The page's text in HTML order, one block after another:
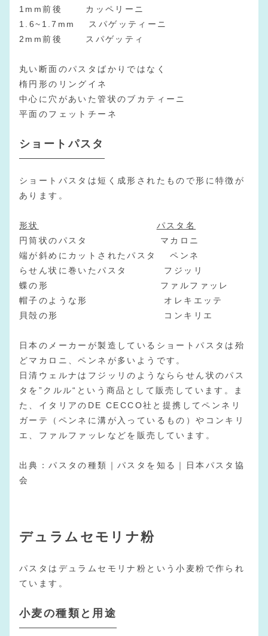
1mm前後 カッペリーニ
1.6~1.7mm スパゲッティーニ
2mm前後 スパゲッティ
丸い断面のパスタばかりではなく
楕円形のリングイネ
中心に穴があいた管状のブカティーニ
平面のフェットチーネ
ショートパスタ
ショートパスタは短く成形されたもので形に特徴が
あります。
形状
パスタ名
円筒状のパスタ マカロニ
端が斜めにカットされたパスタ ペンネ
らせん状に巻いたパスタ フジッリ
蝶の形 ファルファッレ
帽子のような形 オレキエッテ
貝殻の形 コンキリエ
日本のメーカーが製造しているショートパスタは殆
どマカロニ、ペンネが多いようです。
日清ウェルナはフジッリのようなららせん状のパス
タを”クルル“という商品として販売しています。ま
た、イタリアのDE CECCO社と提携してペンネリ
ガーテ（ペンネに溝が入っているもの）やコンキリ
エ、ファルファッレなどを販売しています。
出典：パスタの種類｜パスタを知る｜日本パスタ協
会
デュラムセモリナ粉
パスタはデュラムセモリナ粉という小麦粉で作られ
ています。
小麦の種類と用途